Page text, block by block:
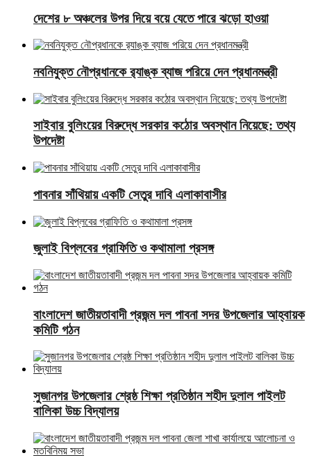
দেশের ৮ অঞ্চলের উপর দিয়ে বয়ে যেতে পারে ঝড়ো হাওয়া
নবনিযুক্ত নৌপ্রধানকে র‌্যাঙ্ক ব্যাজ পরিয়ে দেন প্রধানমন্ত্রী
সাইবার বুলিংয়ের বিরুদ্ধে সরকার কঠোর অবস্থান নিয়েছে: তথ্য
উপদেষ্টা
পাবনার সাঁথিয়ায় একটি সেতুর দাবি এলাকাবাসীর
জুলাই বিপ্লবের গ্রাফিতি ও কথামালা প্রসঙ্গ
বাংলাদেশ জাতীয়তাবাদী প্রজন্ম দল পাবনা সদর উপজেলার আহ্বায়ক
কমিটি গঠন
সুজানগর উপজেলার শ্রেষ্ঠ শিক্ষা প্রতিষ্ঠান শহীদ দুলাল পাইলট
বালিকা উচ্চ বিদ্যালয়